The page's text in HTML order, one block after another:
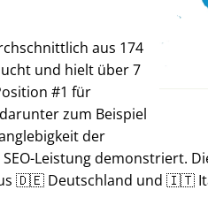
aus 174
und hielt über 7
#1 für
zum Beispiel
der
Leistung demonstriert.
🇩🇪 Deutschland und 🇮🇹